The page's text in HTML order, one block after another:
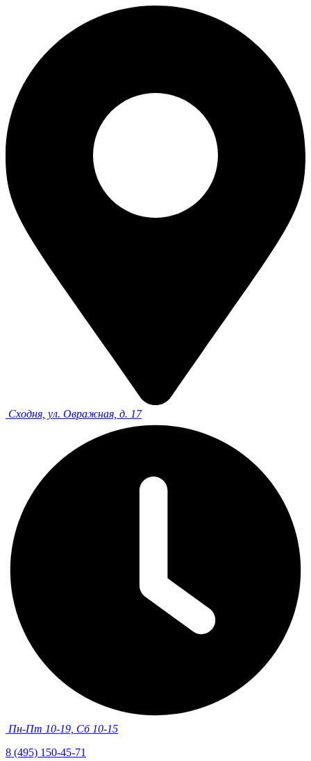
Сходня, ул. Овражная, д. 17
Пн-Пт 10-19, Сб 10-15
8 (495) 150-45-71